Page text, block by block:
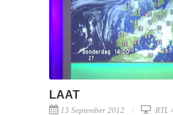
LAAT
13 September 2012 RTL